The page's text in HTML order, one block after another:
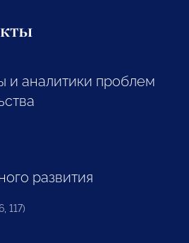
и аналитики проблем
развития
117)